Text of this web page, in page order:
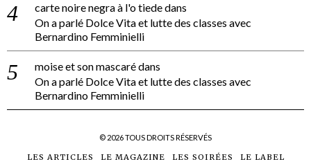
carte noire negra à l'o tiededans
On a parlé Dolce Vita et lutte des classes avec
Bernardino Femminielli
moise et son mascarédans
On a parlé Dolce Vita et lutte des classes avec
Bernardino Femminielli
© 2026TOUS DROITS RÉSERVÉS
LES ARTICLES LE MAGAZINE LES SOIRÉES
LE LABEL